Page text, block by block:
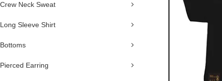
Crew Neck Sweat
Long Sleeve Shirt
Bottoms
Pierced Earring